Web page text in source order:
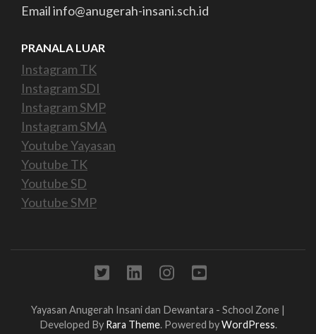
Email info@anugerah-insani.sch.id
PRANALA LUAR
Instagram TK
Instagram SDI
Instagram SMP
Instagram SMA
Youtube Yayasan
Youtube TK
Youtube SD
Youtube SMP
Yayasan Anugerah Insani dan Dewantara - School Zone |
Developed By Rara Theme. Powered byWordPress.